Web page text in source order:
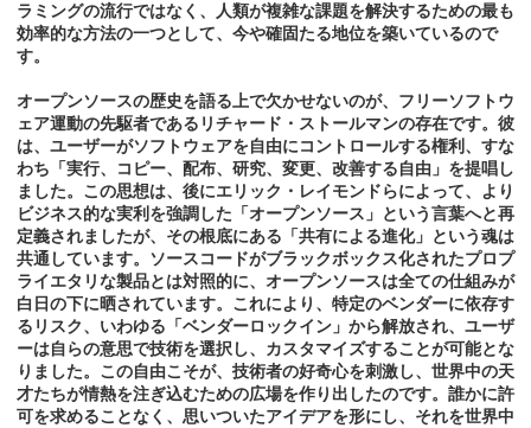
ラミングの流行ではなく、人類が複雑な課題を解決するための最も
効率的な方法の一つとして、今や確固たる地位を築いているので
す。
オープンソースの歴史を語る上で欠かせないのが、フリーソフトウ
ェア運動の先駆者であるリチャード・ストールマンの存在です。彼
は、ユーザーがソフトウェアを自由にコントロールする権利、すな
わち「実行、コピー、配布、研究、変更、改善する自由」を提唱し
ました。この思想は、後にエリック・レイモンドらによって、より
ビジネス的な実利を強調した「オープンソース」という言葉へと再
定義されましたが、その根底にある「共有による進化」という魂は
共通しています。ソースコードがブラックボックス化されたプロプ
ライエタリな製品とは対照的に、オープンソースは全ての仕組みが
白日の下に晒されています。これにより、特定のベンダーに依存す
るリスク、いわゆる「ベンダーロックイン」から解放され、ユーザ
ーは自らの意思で技術を選択し、カスタマイズすることが可能とな
りました。この自由こそが、技術者の好奇心を刺激し、世界中の天
才たちが情熱を注ぎ込むための広場を作り出したのです。誰かに許
可を求めることなく、思いついたアイデアを形にし、それを世界中